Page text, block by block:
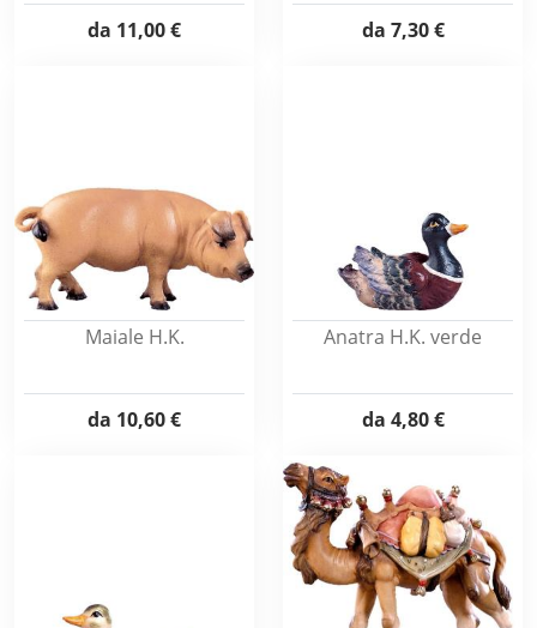
da 11,00 € da 7,30 €
Maiale H.K.
da 10,60 €
Anatra H.K. verde
da 4,80 €